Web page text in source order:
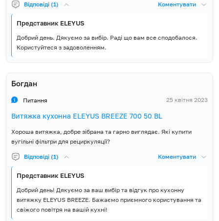
Відповіді (1) Коментувати
Представник ELEYUS
Добрий день. Дякуємо за вибір. Раді що вам все сподобалося.
Користуйтеся з задоволенням.
Богдан
Питання 25 квітня 2023
Витяжка кухонна ELEYUS BREEZE 700 50 BL
Хороша витяжка, добре зібрана та гарно виглядає. Які купити
вугільні фільтри для рециркуляції?
Відповіді (1) Коментувати
Представник ELEYUS
Добрий день! Дякуємо за ваш вибір та відгук про кухонну
витяжку ELEYUS BREEZE. Бажаємо приємного користування та
свіжого повітря на вашій кухні!